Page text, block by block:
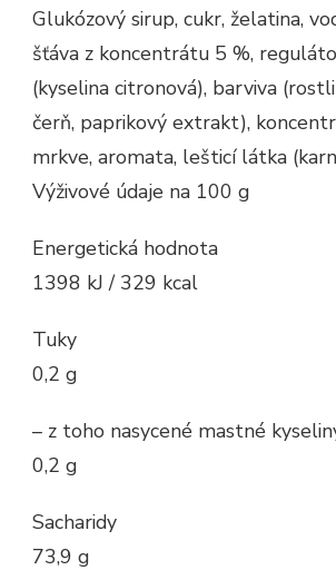
Glukózový sirup, cukr, želatina,
šťáva z koncentrátu 5 %,
(kyselina citronová), barviva
čerň, paprikový extrakt),
mrkve, aromata, lešticí látka
Výživové údaje na 100 g
Energetická hodnota
1398 kJ / 329 kcal
Tuky
0,2 g
– z toho nasycené mastné
0,2 g
Sacharidy
73,9 g